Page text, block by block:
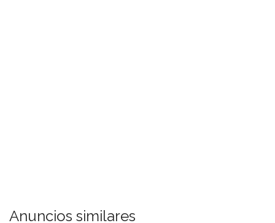
Anuncios similares